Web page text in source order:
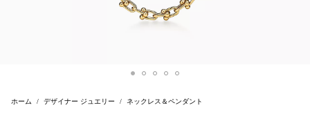
ホーム デザイナー ジュエリー ネックレス＆ペンダント